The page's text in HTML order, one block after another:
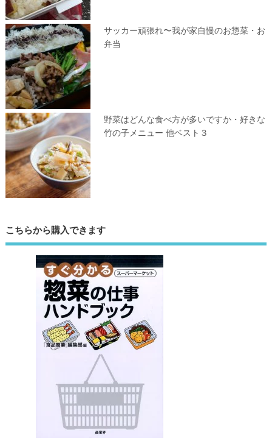
サッカー頑張れ〜我が家自慢のお惣菜・お
弁当
野菜はどんな食べ方が多いですか・好きな
竹の子メニュー 他ベスト３
こちらから購入できます